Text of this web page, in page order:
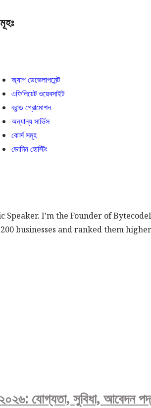
অ্যাপ ডেভেলাপমেন্ট
এফিলিয়েট ওয়েবসাইট
ব্রান্ড প্রোমোশন
অন্যান্য সার্ভিস
কোর্স সমূহ
ডোমিন হোস্টিং
I’m the Founder of
businesses and ranked them
সুবিধা, আবেদন